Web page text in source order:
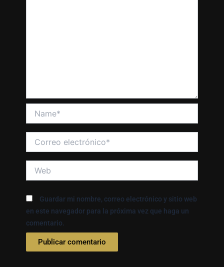
electrónico*
Guardar mi nombre, correo electrónico y sitio web
en este navegador para la próxima vez que haga un
comentario.